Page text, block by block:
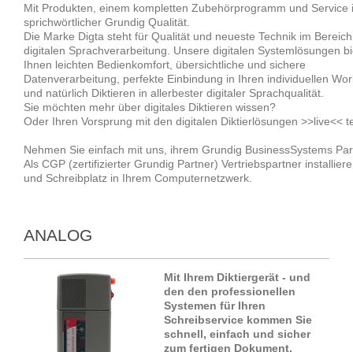
Mit Produkten, einem kompletten Zubehörprogramm und Service
sprichwörtlicher Grundig Qualität.
Die Marke Digta steht für Qualität und neueste Technik im
digitalen Sprachverarbeitung. Unsere digitalen Systemlösungen
Ihnen leichten Bedienkomfort, übersichtliche und sichere
Datenverarbeitung, perfekte Einbindung in Ihren individuellen
und natürlich Diktieren in allerbester digitaler Sprachqualität.
Sie möchten mehr über digitales Diktieren wissen?
Oder Ihren Vorsprung mit den digitalen Diktierlösungen >>live<<
Nehmen Sie einfach mit uns, ihrem Grundig BusinessSystems
Als CGP (zertifizierter Grundig Partner) Vertriebspartner
und Schreibplatz in Ihrem Computernetzwerk.
ANALOG
Mit Ihrem Diktiergerät - und
den den professionellen
Systemen für Ihren
Schreibservice kommen Sie
schnell, einfach und sicher
zum fertigen Dokument.